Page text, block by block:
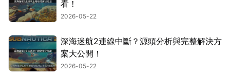
看！
2026-05-22
深海迷航2連線中斷？源頭分析與完整解決方
案大公開！
2026-05-22